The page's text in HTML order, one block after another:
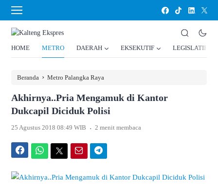
HOME METRO DAERAH EKSEKUTIF LEGISLATIF
Beranda › Metro Palangka Raya
Akhirnya..Pria Mengamuk di Kantor
Dukcapil Diciduk Polisi
25 Agustus 2018 08:49 WIB . 2 menit membaca